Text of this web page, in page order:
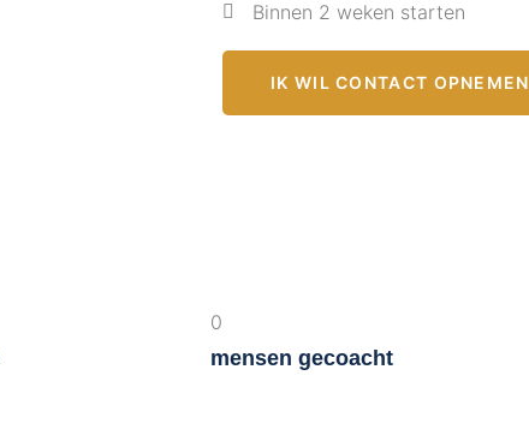
Binnen 2 weken starten
IK WIL CONTACT OPNEMEN
0
mensen gecoacht